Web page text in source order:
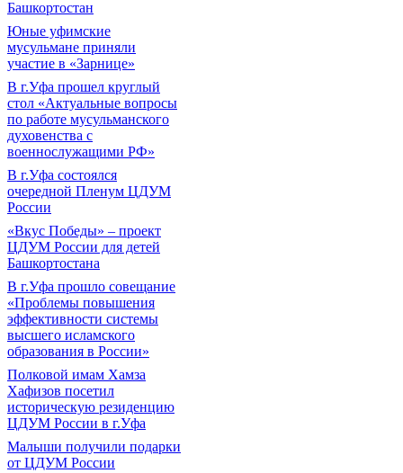
Башкортостан
Юные уфимские
мусульмане приняли
участие в «Зарнице»
В г.Уфа прошел круглый
стол «Актуальные вопросы
по работе мусульманского
духовенства с
военнослужащими РФ»
В г.Уфа состоялся
очередной Пленум ЦДУМ
России
«Вкус Победы» – проект
ЦДУМ России для детей
Башкортостана
В г.Уфа прошло совещание
«Проблемы повышения
эффективности системы
высшего исламского
образования в России»
Полковой имам Хамза
Хафизов посетил
историческую резиденцию
ЦДУМ России в г.Уфа
Малыши получили подарки
от ЦДУМ России